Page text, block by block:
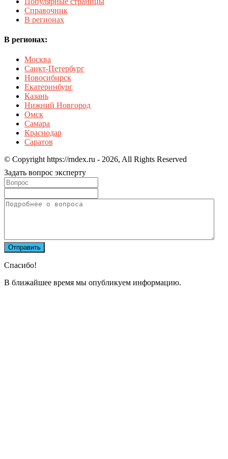
Справочник
В регионах
В регионах:
Москва
Санкт-Петербург
Новосибирск
Екатеринбург
Казань
Нижний Новгород
Омск
Самара
Краснодар
Саратов
© Copyright https://rndex.ru - 2026, All Rights Reserved
Задать вопрос эксперту
Спасибо!
В ближайшее время мы опубликуем информацию.